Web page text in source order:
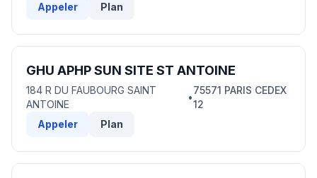
Appeler
Plan
GHU APHP SUN SITE ST ANTOINE
184 R DU FAUBOURG SAINT
ANTOINE
•
75571 PARIS CEDEX
12
Appeler
Plan